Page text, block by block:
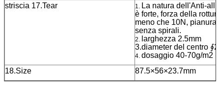
striscia 17.Tear
1. La natura dell'Anti-
è forte, forza della
meno che 10N, pianura
senza spirali.
2. larghezza 2.5mm
3.diameter del centro
4. dosaggio 40-70g/m2
18.Size
87.5×56×23.7mm